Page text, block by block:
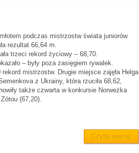
podczas mistrzostw świata juniorów
rezultat 66,64 m.
trzeci rekord życiowy – 68,70.
– były poza zasięgiem rywalek.
mistrzostw. Drugie miejsce zajęła Helga
z Ukrainy, która rzuciła 68,62,
także czwarta w konkursie Norweżka
(67,20).
Czytaj więcej